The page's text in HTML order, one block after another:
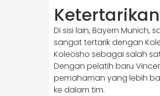
Di sisi lain, Bayern
sangat tertarik dengan
Koleosho sebagai salah
Dengan pelatih baru
pemahaman yang lebih
ke dalam tim.